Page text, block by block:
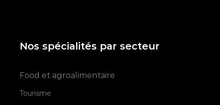
Nos spécialités par secteur
Food et agroalimentaire
Tourisme